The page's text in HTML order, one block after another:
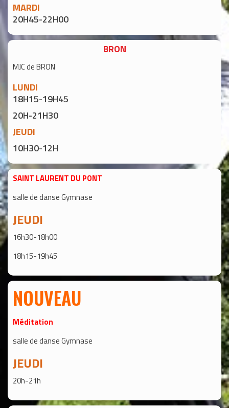
MARDI
20H45-22H00
BRON
MJC de BRON
LUNDI
18H15-19H45
20H-21H30
JEUDI
10H30-12H
SAINT LAURENT DU PONT
salle de danse Gymnase
JEUDI
16h30-18h00
18h15-19h45
NOUVEAU
Méditation
salle de danse Gymnase
JEUDI
20h-21h